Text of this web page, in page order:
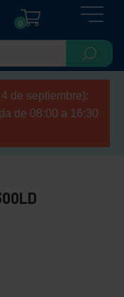
0
de septiembre):
de 08:00 a 16:30